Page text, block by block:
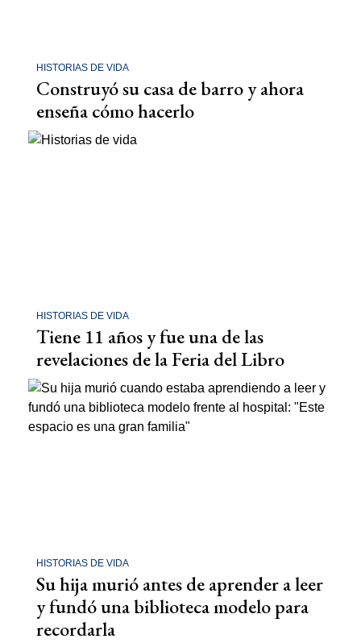
HISTORIAS DE VIDA
Construyó su casa de barro y ahora
enseña cómo hacerlo
HISTORIAS DE VIDA
Tiene 11 años y fue una de las
revelaciones de la Feria del Libro
HISTORIAS DE VIDA
Su hija murió antes de aprender a leer
y fundó una biblioteca modelo para
recordarla